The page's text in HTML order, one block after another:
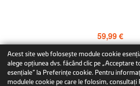
Acest site web folosește module cookie
alege opțiunea dvs. făcând clic pe „Acceptare
esențiale” la Preferințe cookie. Pentru
modulele cookie pe care le folosim, consultați
59,99 €
Adăugare în coș
Aflați mai multe